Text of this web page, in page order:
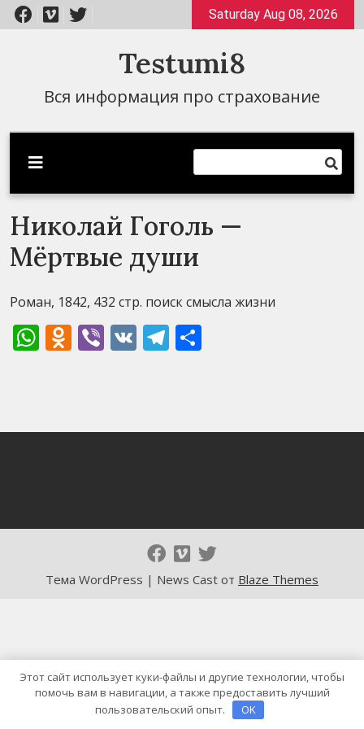
Перейти
к
Saturday Aug 08, 2026
Testumi8
Вся информация про страхование
Николай Гоголь —
Мёртвые души
Роман, 1842, 432 стр. поиск смысла жизни
WhatsApp
Odnoklassniki
Viber
VK Telegram
Тема WordPress | News Cast от Blaze Themes
Этот сайт использует куки-файлы и другие технологии, чтобы
помочь вам в навигации, а также предоставить лучший
пользовательский опыт.
OK